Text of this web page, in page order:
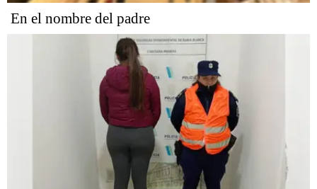
En el nombre del padre